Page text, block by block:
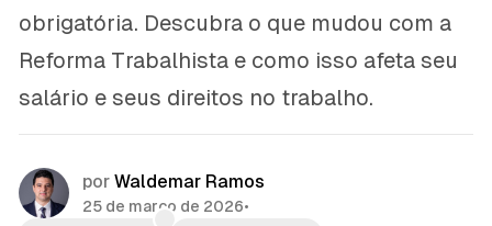
obrigatória. Descubra o que mudou com a
Reforma Trabalhista e como isso afeta seu
salário e seus direitos no trabalho.
por Waldemar Ramos
25 de março de 2026•